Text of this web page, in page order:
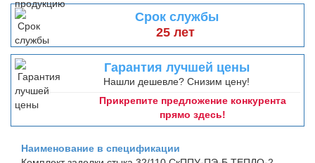
Срок службы
25 лет
Гарантия лучшей цены
Нашли дешевле? Снизим цену!
Прикрепите предложение конкурента
прямо здесь!
Наименование в спецификации